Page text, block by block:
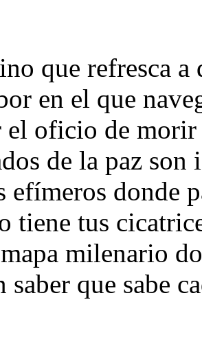
que refresca a
en el que
el oficio de
de la paz son
efímeros donde
tiene tus
milenario
saber que sabe